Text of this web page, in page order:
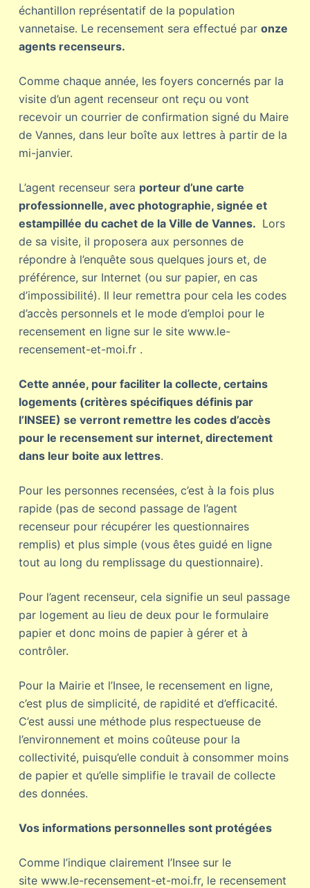
échantillon représentatif de la population
vannetaise. Le recensement sera effectué par onze
agents recenseurs.
Comme chaque année, les foyers concernés par la
visite d’un agent recenseur ont reçu ou vont
recevoir un courrier de confirmation signé du Maire
de Vannes, dans leur boîte aux lettres à partir de la
mi-janvier.
L’agent recenseur sera porteur d’une carte
professionnelle, avec photographie, signée et
estampillée du cachet de la Ville de Vannes. Lors
de sa visite, il proposera aux personnes de
répondre à l’enquête sous quelques jours et, de
préférence, sur Internet (ou sur papier, en cas
d’impossibilité). Il leur remettra pour cela les codes
d’accès personnels et le mode d’emploi pour le
recensement en ligne sur le site www.le-
recensement-et-moi.fr .
Cette année, pour faciliter la collecte, certains
logements (critères spécifiques définis par
l’INSEE) se verront remettre les codes d’accès
pour le recensement sur internet, directement
dans leur boite aux lettres.
Pour les personnes recensées, c’est à la fois plus
rapide (pas de second passage de l’agent
recenseur pour récupérer les questionnaires
remplis) et plus simple (vous êtes guidé en ligne
tout au long du remplissage du questionnaire).
Pour l’agent recenseur, cela signifie un seul passage
par logement au lieu de deux pour le formulaire
papier et donc moins de papier à gérer et à
contrôler.
Pour la Mairie et l’Insee, le recensement en ligne,
c’est plus de simplicité, de rapidité et d’efficacité.
C’est aussi une méthode plus respectueuse de
l’environnement et moins coûteuse pour la
collectivité, puisqu’elle conduit à consommer moins
de papier et qu’elle simplifie le travail de collecte
des données.
Vos informations personnelles sont protégées
Comme l’indique clairement l’Insee sur le
site www.le-recensement-et-moi.fr, le recensement